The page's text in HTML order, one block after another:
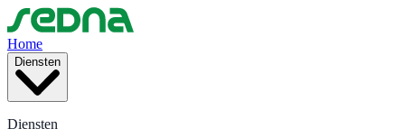
Home
Diensten
Diensten